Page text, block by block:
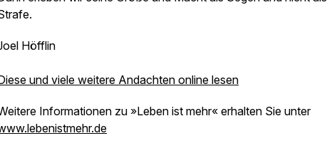
Höfflin
und viele weitere Andachten online lesen
Informationen zu »Leben ist mehr« erhalten Sie unter